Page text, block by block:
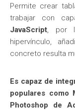
Permite crear
trabajar con
JavaScript, por
hipervínculo,
concreto resulta
Es capaz de
populares como
Photoshop de